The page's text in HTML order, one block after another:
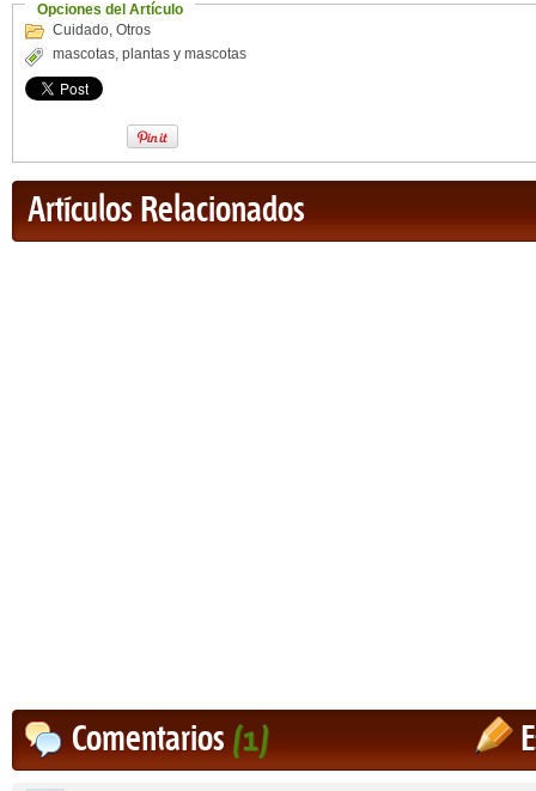
Opciones del Artículo
Cuidado, Otros
mascotas, plantas y mascotas
Artículos Relacionados
Comentarios(1)